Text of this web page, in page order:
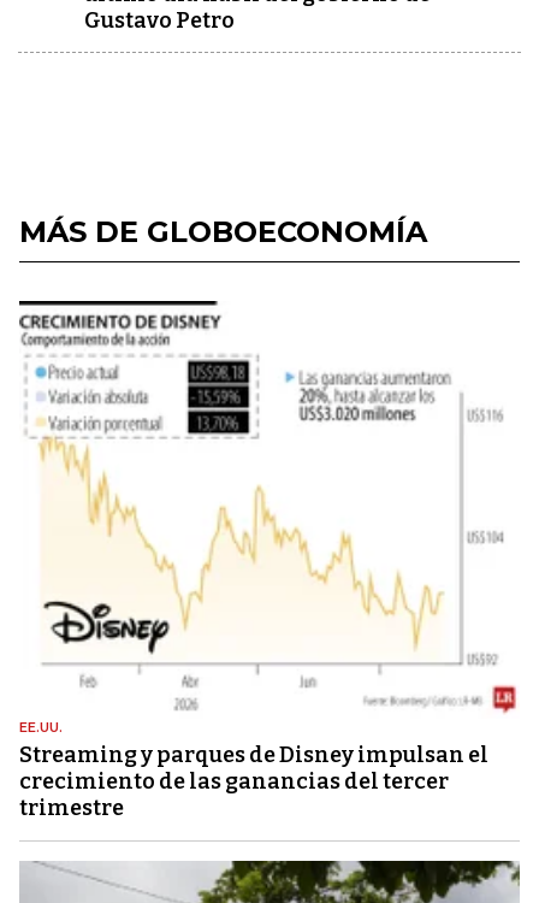
Gustavo Petro
MÁS DE GLOBOECONOMÍA
EE.UU.
Streaming y parques de Disney impulsan el
crecimiento de las ganancias del tercer
trimestre